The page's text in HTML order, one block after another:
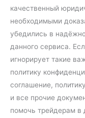
качественный
необходимыми
убедились в
данного сервиса.
игнорирует такие
политику
соглашение,
и все прочие
помочь трейдерам в